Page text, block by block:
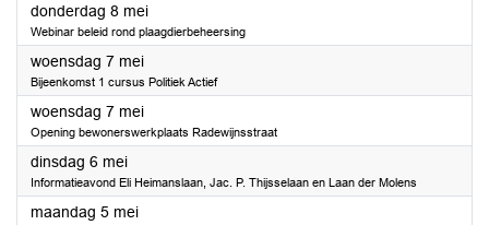
donderdag 8 mei2025
Webinar beleid rond plaagdierbeheersing
woensdag 7 mei2025
Bijeenkomst 1 cursus Politiek Actief
woensdag 7 mei2025
Opening bewonerswerkplaats Radewijnsstraat
dinsdag 6 mei2025
Informatieavond Eli Heimanslaan, Jac. P. Thijsselaan en Laan der Molens
maandag 5 mei2025